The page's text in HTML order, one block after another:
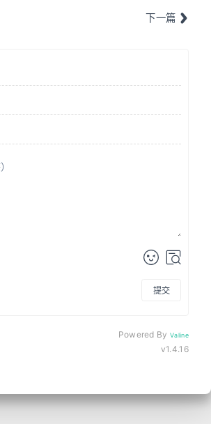
下一篇
提交
v1.4.16